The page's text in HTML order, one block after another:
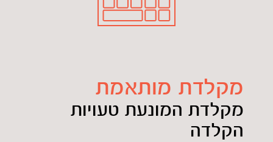
מקלדת מותאמת
מקלדת המונעת טעויות
הקלדה